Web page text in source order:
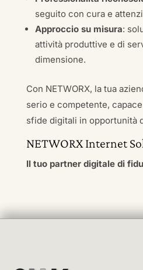
seguito con cura e
Approccio su misura:
attività produttive e di
dimensione.
Con NETWORX, la tua
serio e competente,
sfide digitali in opportunità
NETWORX Internet
Il tuo partner digitale di